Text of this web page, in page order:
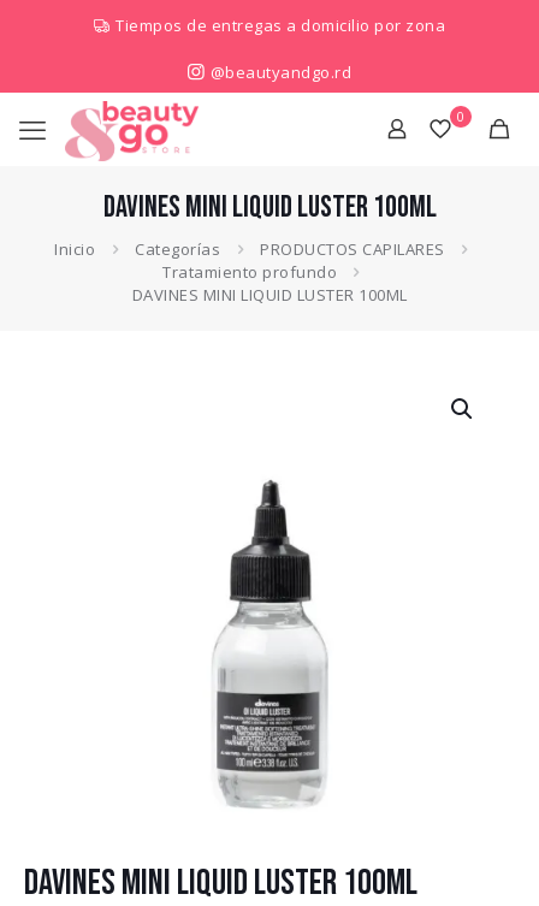
Tiempos de entregas a domicilio por zona
@beautyandgo.rd
0
DAVINES MINI LIQUID LUSTER 100ML
Inicio Categorías
PRODUCTOS CAPILARES
Tratamiento profundo
DAVINES MINI LIQUID LUSTER 100ML
DAVINES MINI LIQUID LUSTER 100ML